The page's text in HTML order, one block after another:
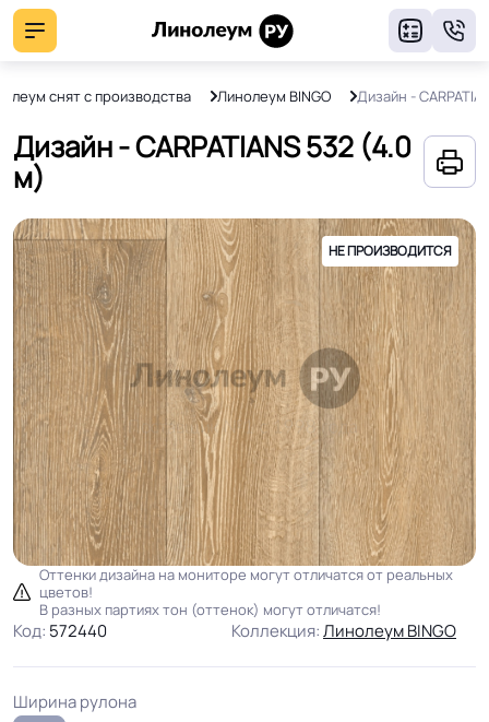
снят с производства Линолеум BINGO Дизайн -
Дизайн - CARPATIANS 532 (4.0
м)
НЕ ПРОИЗВОДИТСЯ
Оттенки дизайна на мониторе могут отличатся от реальных
цветов!
В разных партиях тон (оттенок) могут отличатся!
Код: 572440 Коллекция:Линолеум BINGO
Ширина рулона